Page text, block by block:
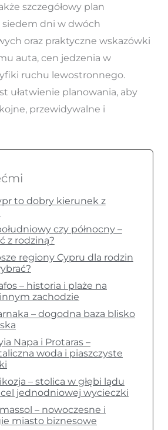
szczegółowy plan
siedem dni w dwóch
oraz praktyczne wskazówki
auta, cen jedzenia w
ruchu lewostronnego.
ułatwienie planowania, aby
przewidywalne i
to dobry kierunek z
czy północny –
z rodziną?
regiony Cypru dla rodzin
– historia i plaże na
zachodzie
– dogodna baza blisko
Napa i Protaras –
woda i piaszczyste
– stolica w głębi lądu
jednodniowej wycieczki
– nowoczesne i
miasto biznesowe